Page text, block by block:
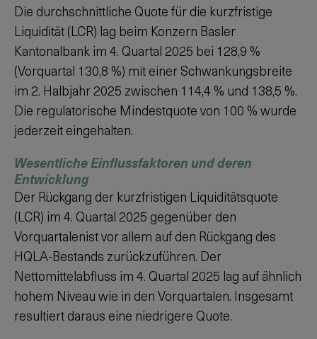
Die durchschnittliche Quote für die kurzfristige
Liquidität (LCR) lag beim Konzern Basler
Kantonalbank im4. Quartal 2025 bei 128,9 %
(Vorquartal 130,8 %) mit einer Schwankungsbreite
im 2. Halbjahr2025 zwischen 114,4 % und 138,5 %.
Die regulatorische Mindestquote von 100 %wurde
jederzeit eingehalten.
Wesentliche Einflussfaktoren und deren
Entwicklung
Der Rückgang der kurzfristigen Liquiditätsquote
(LCR) im4. Quartal 2025 gegenüber den
Vorquartalenist vor allem auf den Rückgang des
HQLA-Bestands zurückzuführen. Der
Nettomittelabfluss im4. Quartal 2025 lag auf ähnlich
hohem Niveau wie in den Vorquartalen. Insgesamt
resultiert daraus eine niedrigere Quote.